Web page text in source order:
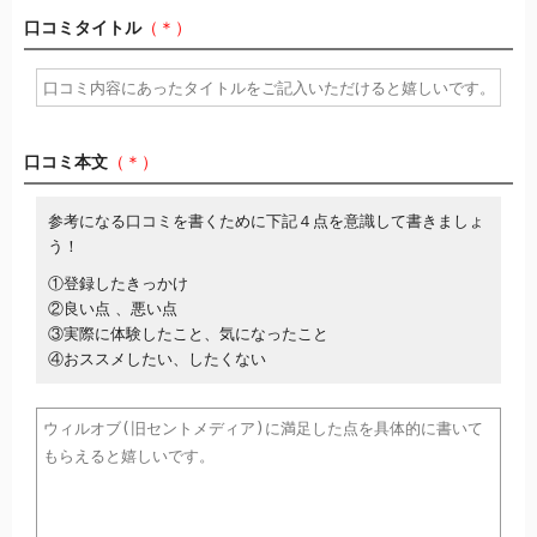
口コミタイトル（＊）
口コミ本文 （＊）
参考になる口コミを書くために下記４点を意識して書きましょ
う！
①登録したきっかけ
②良い点 、悪い点
③実際に体験したこと、気になったこと
④おススメしたい、したくない